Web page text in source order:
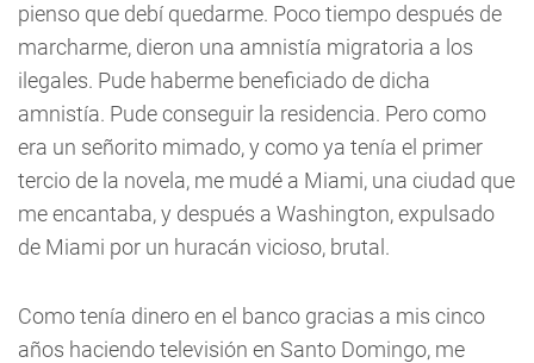
pienso que debí quedarme. Poco tiempo después de
marcharme, dieron una amnistía migratoria a los
ilegales. Pude haberme beneficiado de dicha
amnistía. Pude conseguir la residencia. Pero como
era un señorito mimado, y como ya tenía el primer
tercio de la novela, me mudé a Miami, una ciudad que
me encantaba, y después a Washington, expulsado
de Miami por un huracán vicioso, brutal.
Como tenía dinero en el banco gracias a mis cinco
años haciendo televisión en Santo Domingo, me